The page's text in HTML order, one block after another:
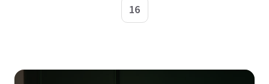
16